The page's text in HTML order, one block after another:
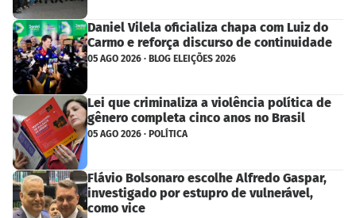
Daniel Vilela oficializa chapa com Luiz do
Carmo e reforça discurso de continuidade
05 AGO 2026 · BLOG ELEIÇÕES 2026
Lei que criminaliza a violência política de
gênero completa cinco anos no Brasil
05 AGO 2026 · POLÍTICA
Flávio Bolsonaro escolhe Alfredo Gaspar,
investigado por estupro de vulnerável,
como vice